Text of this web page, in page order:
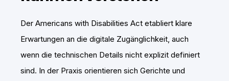
Der Americans with Disabilities Act etabliert klare
Erwartungen an die digitale Zugänglichkeit, auch
wenn die technischen Details nicht explizit definiert
sind. In der Praxis orientieren sich Gerichte und